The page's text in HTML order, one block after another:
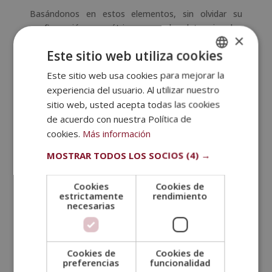
Basándonos en estos elementos, sin olvidar su
configuración geométrica, se pueden determinar los
Robot cartesiano
Los robots industriales cartesianos se caracterizan
posicionarse mediante 3 articulaciones
lineales . Además, hacen movimientos
perpendiculares a partir de los 3 ejes cartesianos X, Y
Este robot proporciona un nivel adecuado de
precisión y repetibilidad, programación fácil y se
adquiere por un costo económico. Por lo tanto, es
una solución económica para la industria, ya que
ejecuta operaciones sencillas
. Estas pueden ser:
soldar, colocar o escoger de manera eficiente y
barata.
Robots industriales Scara
SPANISH
PORTUGUESE
×
Este sitio web utiliza cookies
Este sitio web usa cookies para mejorar la
experiencia del usuario. Al utilizar nuestro
sitio web, usted acepta todas las cookies
de acuerdo con nuestra Política de
cookies. Más información
MOSTRAR TODOS LOS SOCIOS (4) →
Cookies
estrictamente
necesarias
Cookies de
rendimiento
Cookies de
preferencias
Cookies de
funcionalidad